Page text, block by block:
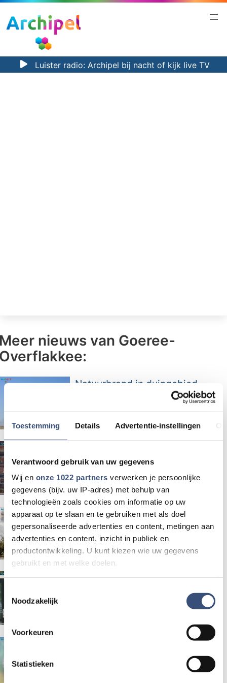
Toestemming Details Advertentie-instellingen
Verantwoord gebruik van uw gegevens
Wij en onze 1022 partners verwerken je persoonlijke
gegevens (bijv. uw IP-adres) met behulp van
technologieën zoals cookies om informatie op uw
apparaat op te slaan en te gebruiken met als doel
gepersonaliseerde advertenties en content, metingen aan
advertenties en content, inzicht in publiek en
productontwikkeling. U kunt kiezen wie uw gegevens
gebruikt en met welke doelen.
Informatie verzamelen over uw geografische locatie,
Uw apparaat identificeren door het actief te scannen
op specifieke eigenschappen (fingerprinting)
verwerkt en stel uw voorkeuren in het
detailgedeelte in.
Noodzakelijk
Voorkeuren
Statistieken
Luister radio: Archipel bij nacht of kijk live TV
nieuws van Goeree-
Natuurbrand in duingebied
Ouddorp na grootschalige inzet
onder controle
funderingsschade
Natuurbrand Ouddorp
opgeschaald naar GRIP 2,
brandweerman gewond
Warm weer vormt risico voor
Wat gaat goed en wat kan beter